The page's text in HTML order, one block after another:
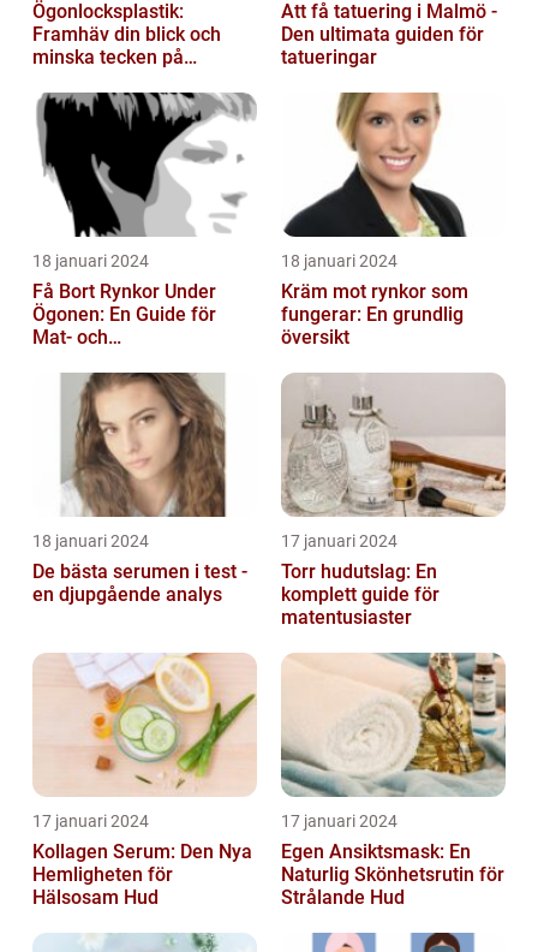
Ögonlocksplastik:
Framhäv din blick och
minska tecken på
Att få tatuering i Malmö -
Den ultimata guiden för
tatueringar
18 januari 2024
Få Bort Rynkor Under
Ögonen: En Guide för
Mat- och
18 januari 2024
Kräm mot rynkor som
fungerar: En grundlig
översikt
18 januari 2024
De bästa serumen i test -
en djupgående analys
17 januari 2024
Torr hudutslag: En
komplett guide för
matentusiaster
17 januari 2024
Kollagen Serum: Den Nya
Hemligheten för
Hälsosam Hud
17 januari 2024
Egen Ansiktsmask: En
Naturlig Skönhetsrutin för
Strålande Hud